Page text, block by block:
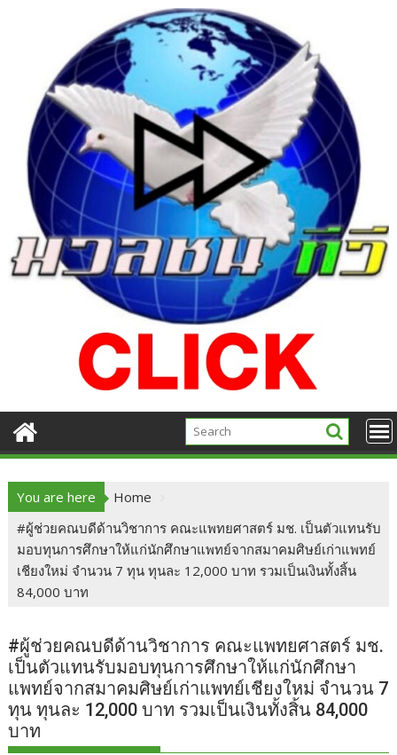
You are here
Home
#ผู้ช่วยคณบดีด้านวิชาการ คณะแพทยศาสตร์ มช. เป็นตัวแทนรับ
มอบทุนการศึกษาให้แก่นักศึกษาแพทย์จากสมาคมศิษย์เก่าแพทย์
เชียงใหม่ จำนวน 7 ทุน ทุนละ 12,000 บาท รวมเป็นเงินทั้งสิ้น
84,000 บาท
#ผู้ช่วยคณบดีด้านวิชาการ คณะแพทยศาสตร์ มช.
เป็นตัวแทนรับมอบทุนการศึกษาให้แก่นักศึกษา
แพทย์จากสมาคมศิษย์เก่าแพทย์เชียงใหม่ จำนวน 7
ทุน ทุนละ 12,000 บาท รวมเป็นเงินทั้งสิ้น 84,000
บาท